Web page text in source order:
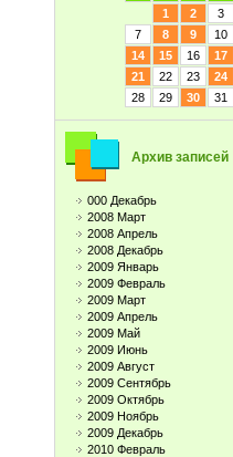
1
2 3
7
8 9 10
14
15 16 17
21
22 23 24
28
29 30 31
Архив записей
000 Декабрь
2008 Март
2008 Апрель
2008 Декабрь
2009 Январь
2009 Февраль
2009 Март
2009 Апрель
2009 Май
2009 Июнь
2009 Август
2009 Сентябрь
2009 Октябрь
2009 Ноябрь
2009 Декабрь
2010 Февраль